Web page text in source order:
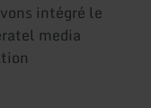
intégré le
media